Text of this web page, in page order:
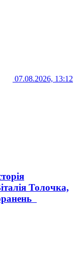
07.08.2026, 13:12
Толочка,